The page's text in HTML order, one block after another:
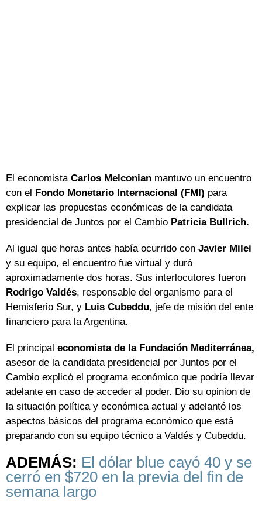
El economista Carlos Melconian mantuvo un encuentro
con el Fondo Monetario Internacional (FMI) para
explicar las propuestas económicas de la candidata
presidencial de Juntos por el Cambio Patricia Bullrich.
Al igual que horas antes había ocurrido con Javier Milei
y su equipo, el encuentro fue virtual y duró
aproximadamente dos horas. Sus interlocutores fueron
Rodrigo Valdés, responsable del organismo para el
Hemisferio Sur, y Luis Cubeddu, jefe de misión del ente
financiero para la Argentina.
El principal economista de la Fundación Mediterránea,
asesor de la candidata presidencial por Juntos por el
Cambio explicó el programa económico que podría llevar
adelante en caso de acceder al poder. Dio su opinion de
la situación política y económica actual y adelantó los
aspectos básicos del programa económico que está
preparando con su equipo técnico a Valdés y Cubeddu.
ADEMÁS: El dólar blue cayó 40 y se
cerró en $720 en la previa del fin de
semana largo